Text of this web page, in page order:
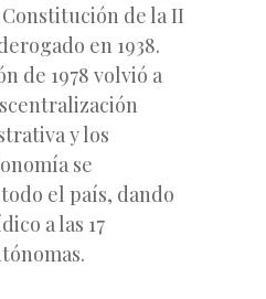
de la II
en 1938.
de 1978 volvió a
y los
se
el país, dando
a las 17